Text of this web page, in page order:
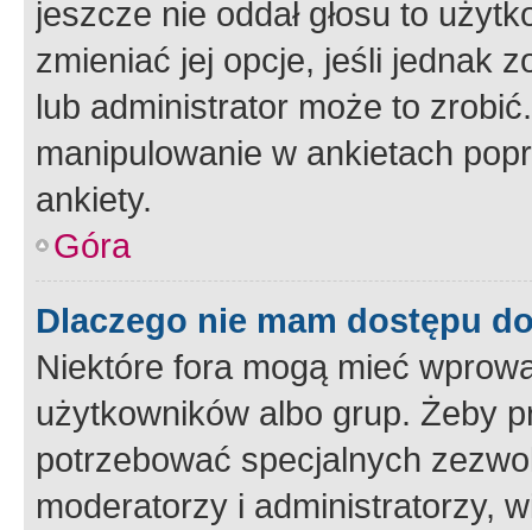
jeszcze nie oddał głosu to
zmieniać jej opcje, jeśli jednak
lub administrator może to
manipulowanie w ankietach
ankiety.
Góra
Dlaczego nie mam dostępu
Niektóre fora mogą mieć
użytkowników albo grup. Żeby
potrzebować specjalnych
moderatorzy i administratorzy,